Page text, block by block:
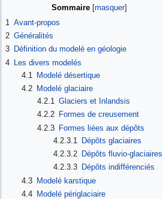
Sommaire [masquer]
1 Avant-propos
2 Généralités
3 Définition du modelé en géologie
4 Les divers modelés
4.1
Modelé désertique
4.2
Modelé glaciaire
4.2.1
Glaciers et Inlandsis
4.2.2 Formes de creusement
4.2.3 Formes liées aux dépôts
4.2.3.1
Dépôts glaciaires
4.2.3.2
Dépôts fluvio-glaciaires
4.2.3.3
Dépôts indifférenciés
4.3 Modelé karstique
4.4
Modelé périglaciaire